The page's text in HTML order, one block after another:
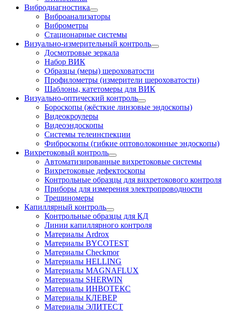
Вибродиагностика
Виброанализаторы
Виброметры
Стационарные системы
Визуально-измерительный контроль
Досмотровые зеркала
Набор ВИК
Образцы (меры) шероховатости
Профилометры (измерители шероховатости)
Шаблоны, катетомеры для ВИК
Визуально-оптический контроль
Бороскопы (жёсткие линзовые эндоскопы)
Видеокроулеры
Видеоэндоскопы
Системы телеинспекции
Фиброскопы (гибкие оптоволоконные эндоскопы)
Вихретоковый контроль
Автоматизированные вихретоковые системы
Вихретоковые дефектоскопы
Контрольные образцы для вихретокового контроля
Приборы для измерения электропроводности
Трещиномеры
Капиллярный контроль
Контрольные образцы для КД
Линии капиллярного контроля
Материалы Ardrox
Материалы BYCOTEST
Материалы Checkmor
Материалы HELLING
Материалы MAGNAFLUX
Материалы SHERWIN
Материалы ИНВОТЕКС
Материалы КЛЕВЕР
Материалы ЭЛИТЕСТ